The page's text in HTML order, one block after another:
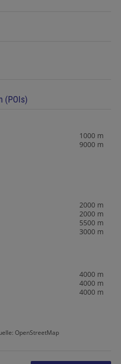
(POIs)
1000 m
9000 m
2000 m
2000 m
5500 m
3000 m
4000 m
4000 m
4000 m
OpenStreetMap